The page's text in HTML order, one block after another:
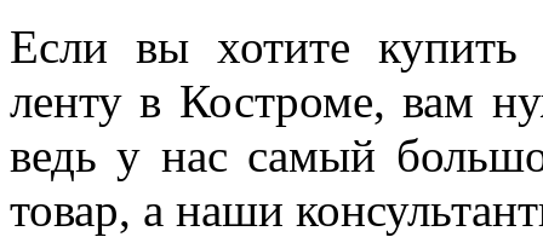
Если вы хотите купить
ленту в Костроме, вам
ведь у нас самый
товар, а наши